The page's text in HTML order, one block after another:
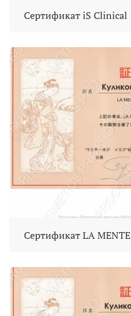
Сертификат iS Clinical
Сертификат LA MENTE